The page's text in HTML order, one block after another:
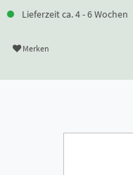
Lieferzeit ca. 4 - 6 Wochen
Merken